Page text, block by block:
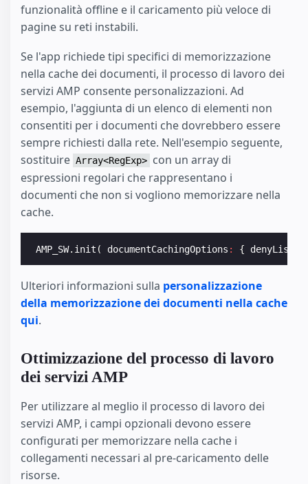
funzionalità offline e il caricamento più veloce di
pagine su reti instabili.
Se l'app richiede tipi specifici di memorizzazione
nella cache dei documenti, il processo di lavoro dei
servizi AMP consente personalizzazioni. Ad
esempio, l'aggiunta di un elenco di elementi non
consentiti per i documenti che dovrebbero essere
sempre richiesti dalla rete. Nell'esempio seguente,
sostituire Array<RegExp> con un array di
espressioni regolari che rappresentano i
documenti che non si vogliono memorizzare nella
cache.
AMP_SW. init ( documentCachingOptions : { denyList
Ulteriori informazioni sulla personalizzazione
della memorizzazione dei documenti nella cache
qui.
Ottimizzazione del processo di lavoro
dei servizi AMP
Per utilizzare al meglio il processo di lavoro dei
servizi AMP, i campi opzionali devono essere
configurati per memorizzare nella cache i
collegamenti necessari al pre-caricamento delle
risorse.